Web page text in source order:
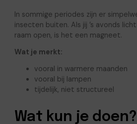
In sommige periodes zijn er
insecten buiten. Als jij ’s avonds
raam open, is het een magneet.
Wat je merkt:
vooral in warmere maanden
vooral bij lampen
tijdelijk, niet structureel
Wat kun je